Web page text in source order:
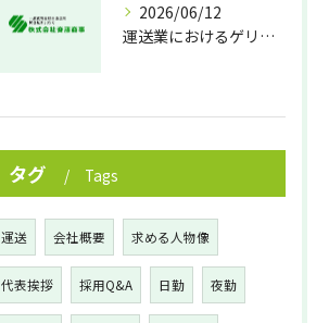
2026/06/12
運送業におけるゲリラ豪雨対策の実践法
タグ Tags
運送 会社概要 求める人物像
代表挨拶 採用Q&A 日勤 夜勤